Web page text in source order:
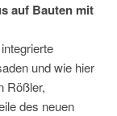
auf Bauten mit
und wie hier
Rößler,
des neuen